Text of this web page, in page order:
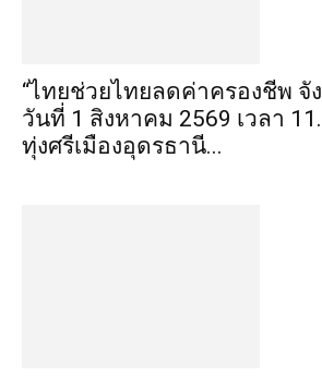
“ไทยช่วยไทยลดค่าครองชีพ จั
วันที่ 1 สิงหาคม 2569 เวลา
ทุ่งศรีเมืองอุดรธานี...